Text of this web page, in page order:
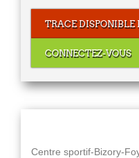
TRACE DISPONIBLE
CONNECTEZ-VOUS
Centre sportif-Bizory-